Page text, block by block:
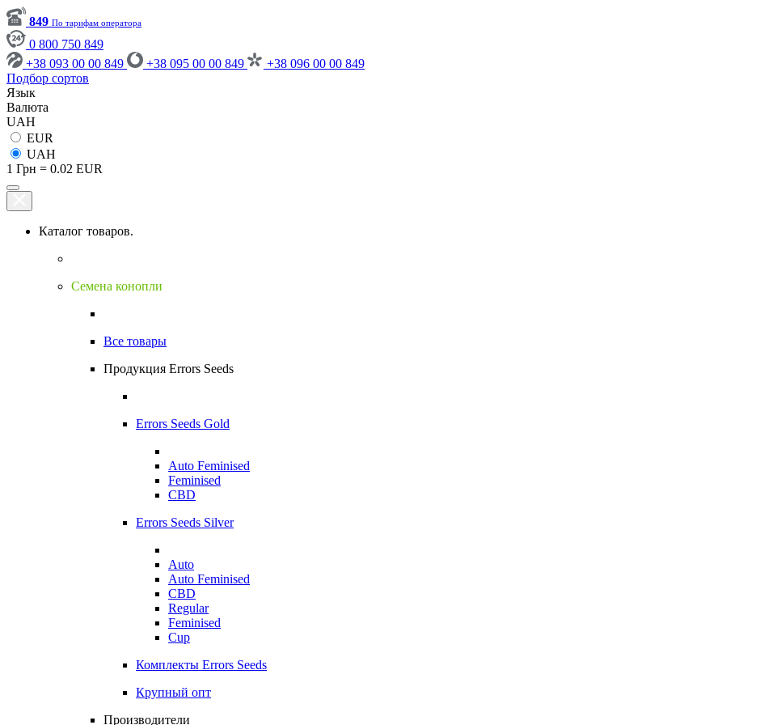
849 По тарифам оператора
0 800 750 849
+38 093 00 00 849
+38 095 00 00 849
+38 096 00 00 849
Подбор сортов
Язык
Валюта
UAH
EUR
UAH
1 Грн = 0.02 EUR
Каталог товаров.
Семена конопли
Все товары
Продукция Errors Seeds
Errors Seeds Gold
Auto Feminised
Feminised
CBD
Errors Seeds Silver
Auto
Auto Feminised
CBD
Regular
Feminised
Cup
Комплекты Errors Seeds
Крупный опт
Производители